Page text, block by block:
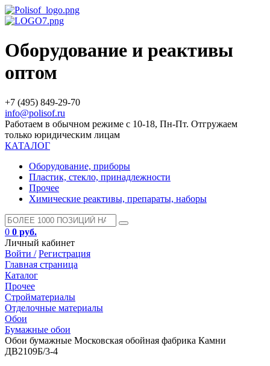
Оборудование и реактивы
оптом
+7 (495) 849-29-70
info@polisof.ru
Работаем в обычном режиме с 10-18, Пн-Пт. Отгружаем
только юридическим лицам
КАТАЛОГ
Оборудование, приборы
Пластик, стекло, принадлежности
Прочее
Химические реактивы, препараты, наборы
0 0 руб.
Личный кабинет
Войти / Регистрация
Главная страница
Каталог
Прочее
Стройматериалы
Отделочные материалы
Обои
Бумажные обои
Обои бумажные Московская обойная фабрика Камни
ДВ2109Б/3-4